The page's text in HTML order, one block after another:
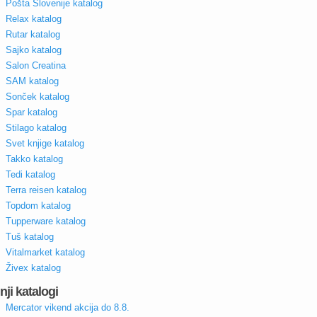
Pošta Slovenije katalog
Relax katalog
Rutar katalog
Sajko katalog
Salon Creatina
SAM katalog
Sonček katalog
Spar katalog
Stilago katalog
Svet knjige katalog
Takko katalog
Tedi katalog
Terra reisen katalog
Topdom katalog
Tupperware katalog
Tuš katalog
Vitalmarket katalog
Živex katalog
katalogi
Mercator vikend akcija do 8.8.